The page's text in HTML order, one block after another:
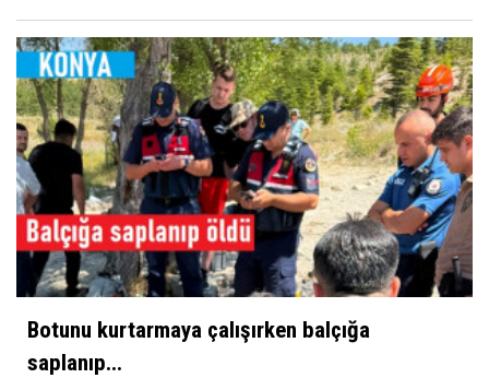
Botunu kurtarmaya çalışırken balçığa
saplanıp...